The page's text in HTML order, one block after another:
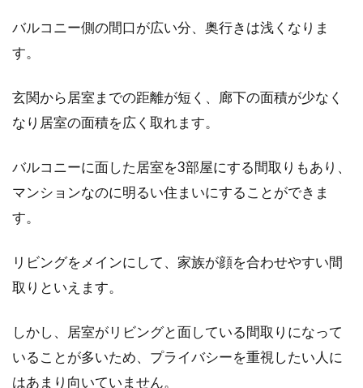
がない家の通り抜け防止策
て、住宅地のな...
対処と快適に洗濯する方法
くの問題が発生します。その中でも音が原因で
起こるもの...
バルコニー側の間口が広い分、奥行きは浅くなりま
す。
玄関から居室までの距離が短く、廊下の面積が少なく
なり居室の面積を広く取れます。
バルコニーに面した居室を3部屋にする間取りもあり、
マンションなのに明るい住まいにすることができま
す。
リビングをメインにして、家族が顔を合わせやすい間
取りといえます。
しかし、居室がリビングと面している間取りになって
いることが多いため、プライバシーを重視したい人に
はあまり向いていません。